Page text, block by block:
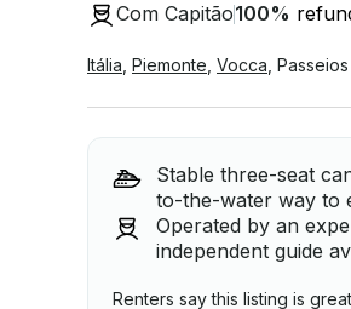
Com Capitão100%
Itália Piemonte Vocca Passeios
Stable three-seat
to-the-water way to
Operated by an
independent guide
Renters say this listing is